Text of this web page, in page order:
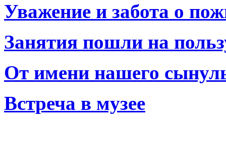
Уважение и забота о
Занятия пошли на
От имени нашего
Встреча в музее